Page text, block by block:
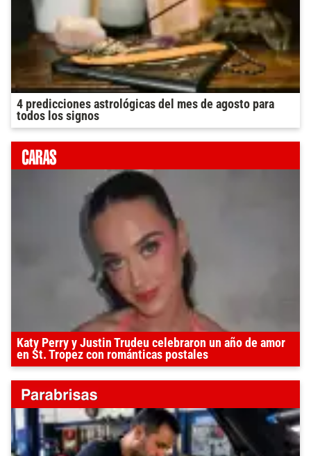
4 predicciones astrológicas del mes de agosto para
todos los signos
Katy Perry y Justin Trudeu celebraron un año de amor
en St. Tropez con románticas postales